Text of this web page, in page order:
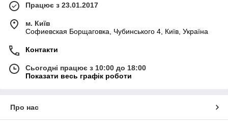
Працює з 23.01.2017
м. Київ
Софиевская Борщаговка, Чубинського 4, Київ, Україна
Контакти
Сьогодні працює з 10:00 до 18:00
Показати весь графік роботи
Про нас